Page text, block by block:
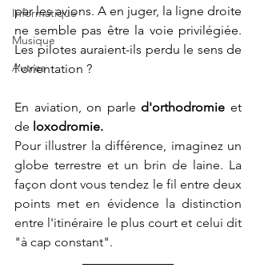
Informatique
Musique
Autres
par les avions. A en juger, la ligne droite
ne semble pas être la voie privilégiée.
Les pilotes auraient-ils perdu le sens de
l’orientation ?
En aviation, on parle d'orthodromie et
de loxodromie.
Pour illustrer la différence, imaginez un
globe terrestre et un brin de laine. La
façon dont vous tendez le fil entre deux
points met en évidence la distinction
entre l'itinéraire le plus court et celui dit
"à cap constant".